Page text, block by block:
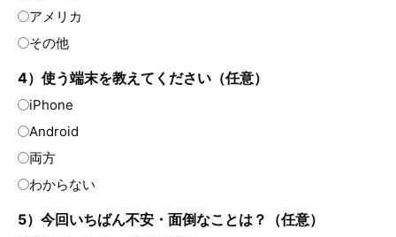
アメリカ
その他
4）使う端末を教えてください（任意）
iPhone
Android
両方
わからない
5）今回いちばん不安・面倒なことは？（任意）